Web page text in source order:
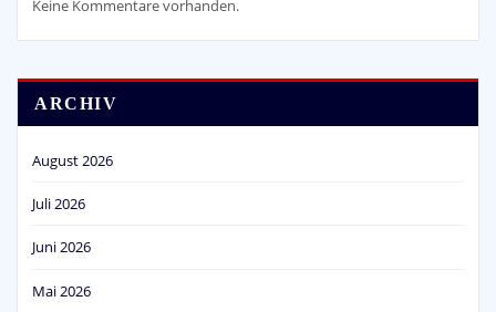
Keine Kommentare vorhanden.
ARCHIV
August 2026
Juli 2026
Juni 2026
Mai 2026